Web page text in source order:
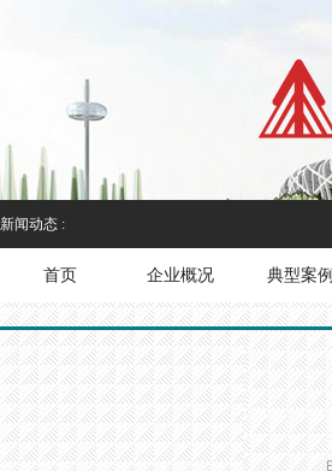
新闻动态 :
首页 企业概况 典型案例